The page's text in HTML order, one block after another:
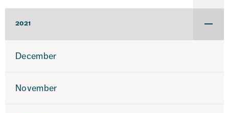
2021
December
November